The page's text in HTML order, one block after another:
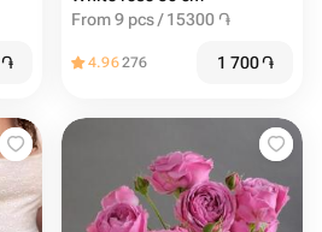
֏
From 9 pcs / 15300 ֏
4.96276 1 700֏